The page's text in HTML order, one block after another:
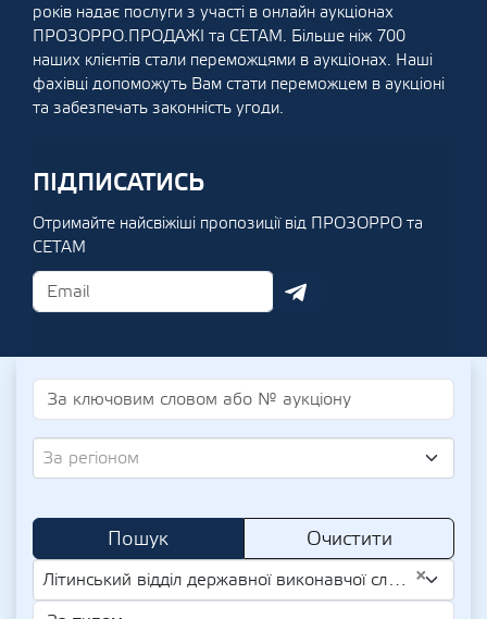
років надає послуги з участі в онлайн аукціонах
ПРОЗОРРО.ПРОДАЖІ та СЕТАМ. Більше ніж 700
наших клієнтів стали переможцями в аукціонах. Наші
фахівці допоможуть Вам стати переможцем в аукціоні
та забезпечать законність угоди.
ПІДПИСАТИСЬ
Отримайте найсвіжіші пропозиції від ПРОЗОРРО та
СЕТАМ
За регіоном
Пошук Очистити
×
Літинський відділ державної виконавчої служби у Вінницькому районі Вінницької області Центрального міжрегіонального управління Міністерства юстиції (м. Київ) (UA-LICENSE 018265)